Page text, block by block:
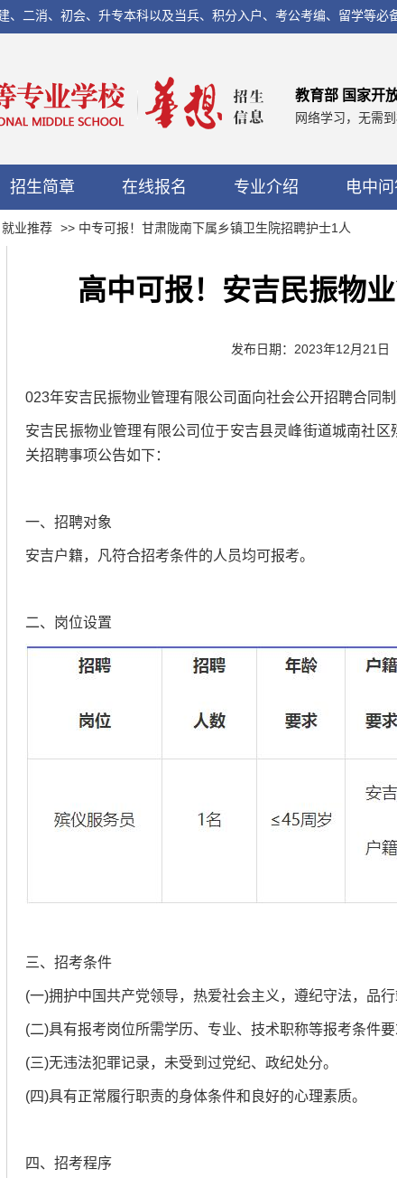
、二消、初会、升专本科以及当兵、积分入户、考公考编、留学等
教育部 国家开
网络学习，无需
招生简章 在线报名 专业介绍 电中
就业推荐 >> 中专可报！甘肃陇南下属乡镇卫生院招聘护士1人
高中可报！安吉民振物
发布日期：2023年12月21
023年安吉民振物业管理有限公司面向社会公开招聘合同
安吉民振物业管理有限公司位于安吉县灵峰街道城南社
关招聘事项公告如下：
一、招聘对象
安吉户籍，凡符合招考条件的人员均可报考。
二、岗位设置
三、招考条件
(一)拥护中国共产党领导，热爱社会主义，遵纪守法，品行
(二)具有报考岗位所需学历、专业、技术职称等报考条件
(三)无违法犯罪记录，未受到过党纪、政纪处分。
(四)具有正常履行职责的身体条件和良好的心理素质。
四、招考程序